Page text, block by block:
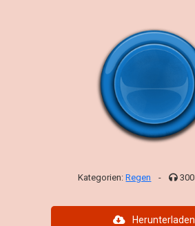
Kategorien:Regen - 300
Herunterladen